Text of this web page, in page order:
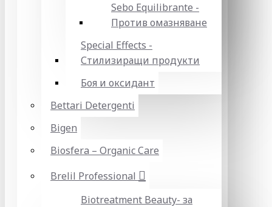
Sebo Equilibrante -
Против омазняване
Special Effects -
Стилизиращи продукти
Боя и оксидант
Bettari Detergenti
Bigen
Biosfera – Organic Care
Brelil Professional
Biotreatment Beauty- за